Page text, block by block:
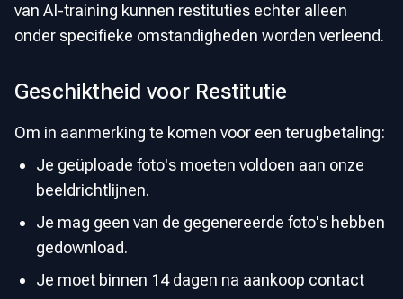
van AI-training kunnen restituties echter alleen
onder specifieke omstandigheden worden verleend.
Geschiktheid voor Restitutie
Om in aanmerking te komen voor een terugbetaling:
Je geüploade foto's moeten voldoen aan onze
beeldrichtlijnen.
Je mag geen van de gegenereerde foto's hebben
gedownload.
Je moet binnen 14 dagen na aankoop contact